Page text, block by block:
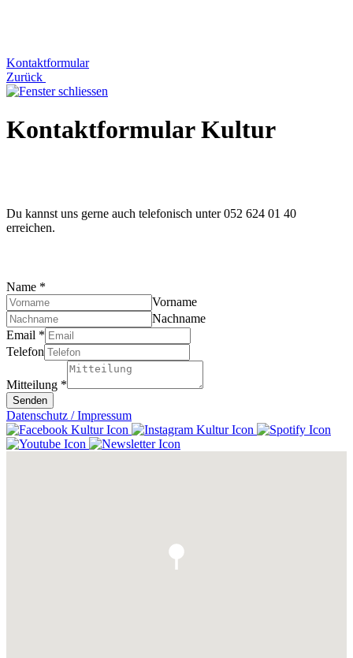
Kontaktformular
Zurück
Kontaktformular Kultur
Du kannst uns gerne auch telefonisch unter 052 624 01 40
erreichen.
Name *
Vorname
Nachname
Email *
Telefon
Mitteilung *
Senden
Datenschutz / Impressum